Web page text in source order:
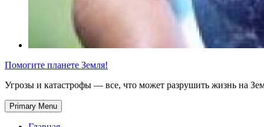
Помогите планете Земля!
Угрозы и катастрофы — все, что может разрушить жизнь на
Primary Menu